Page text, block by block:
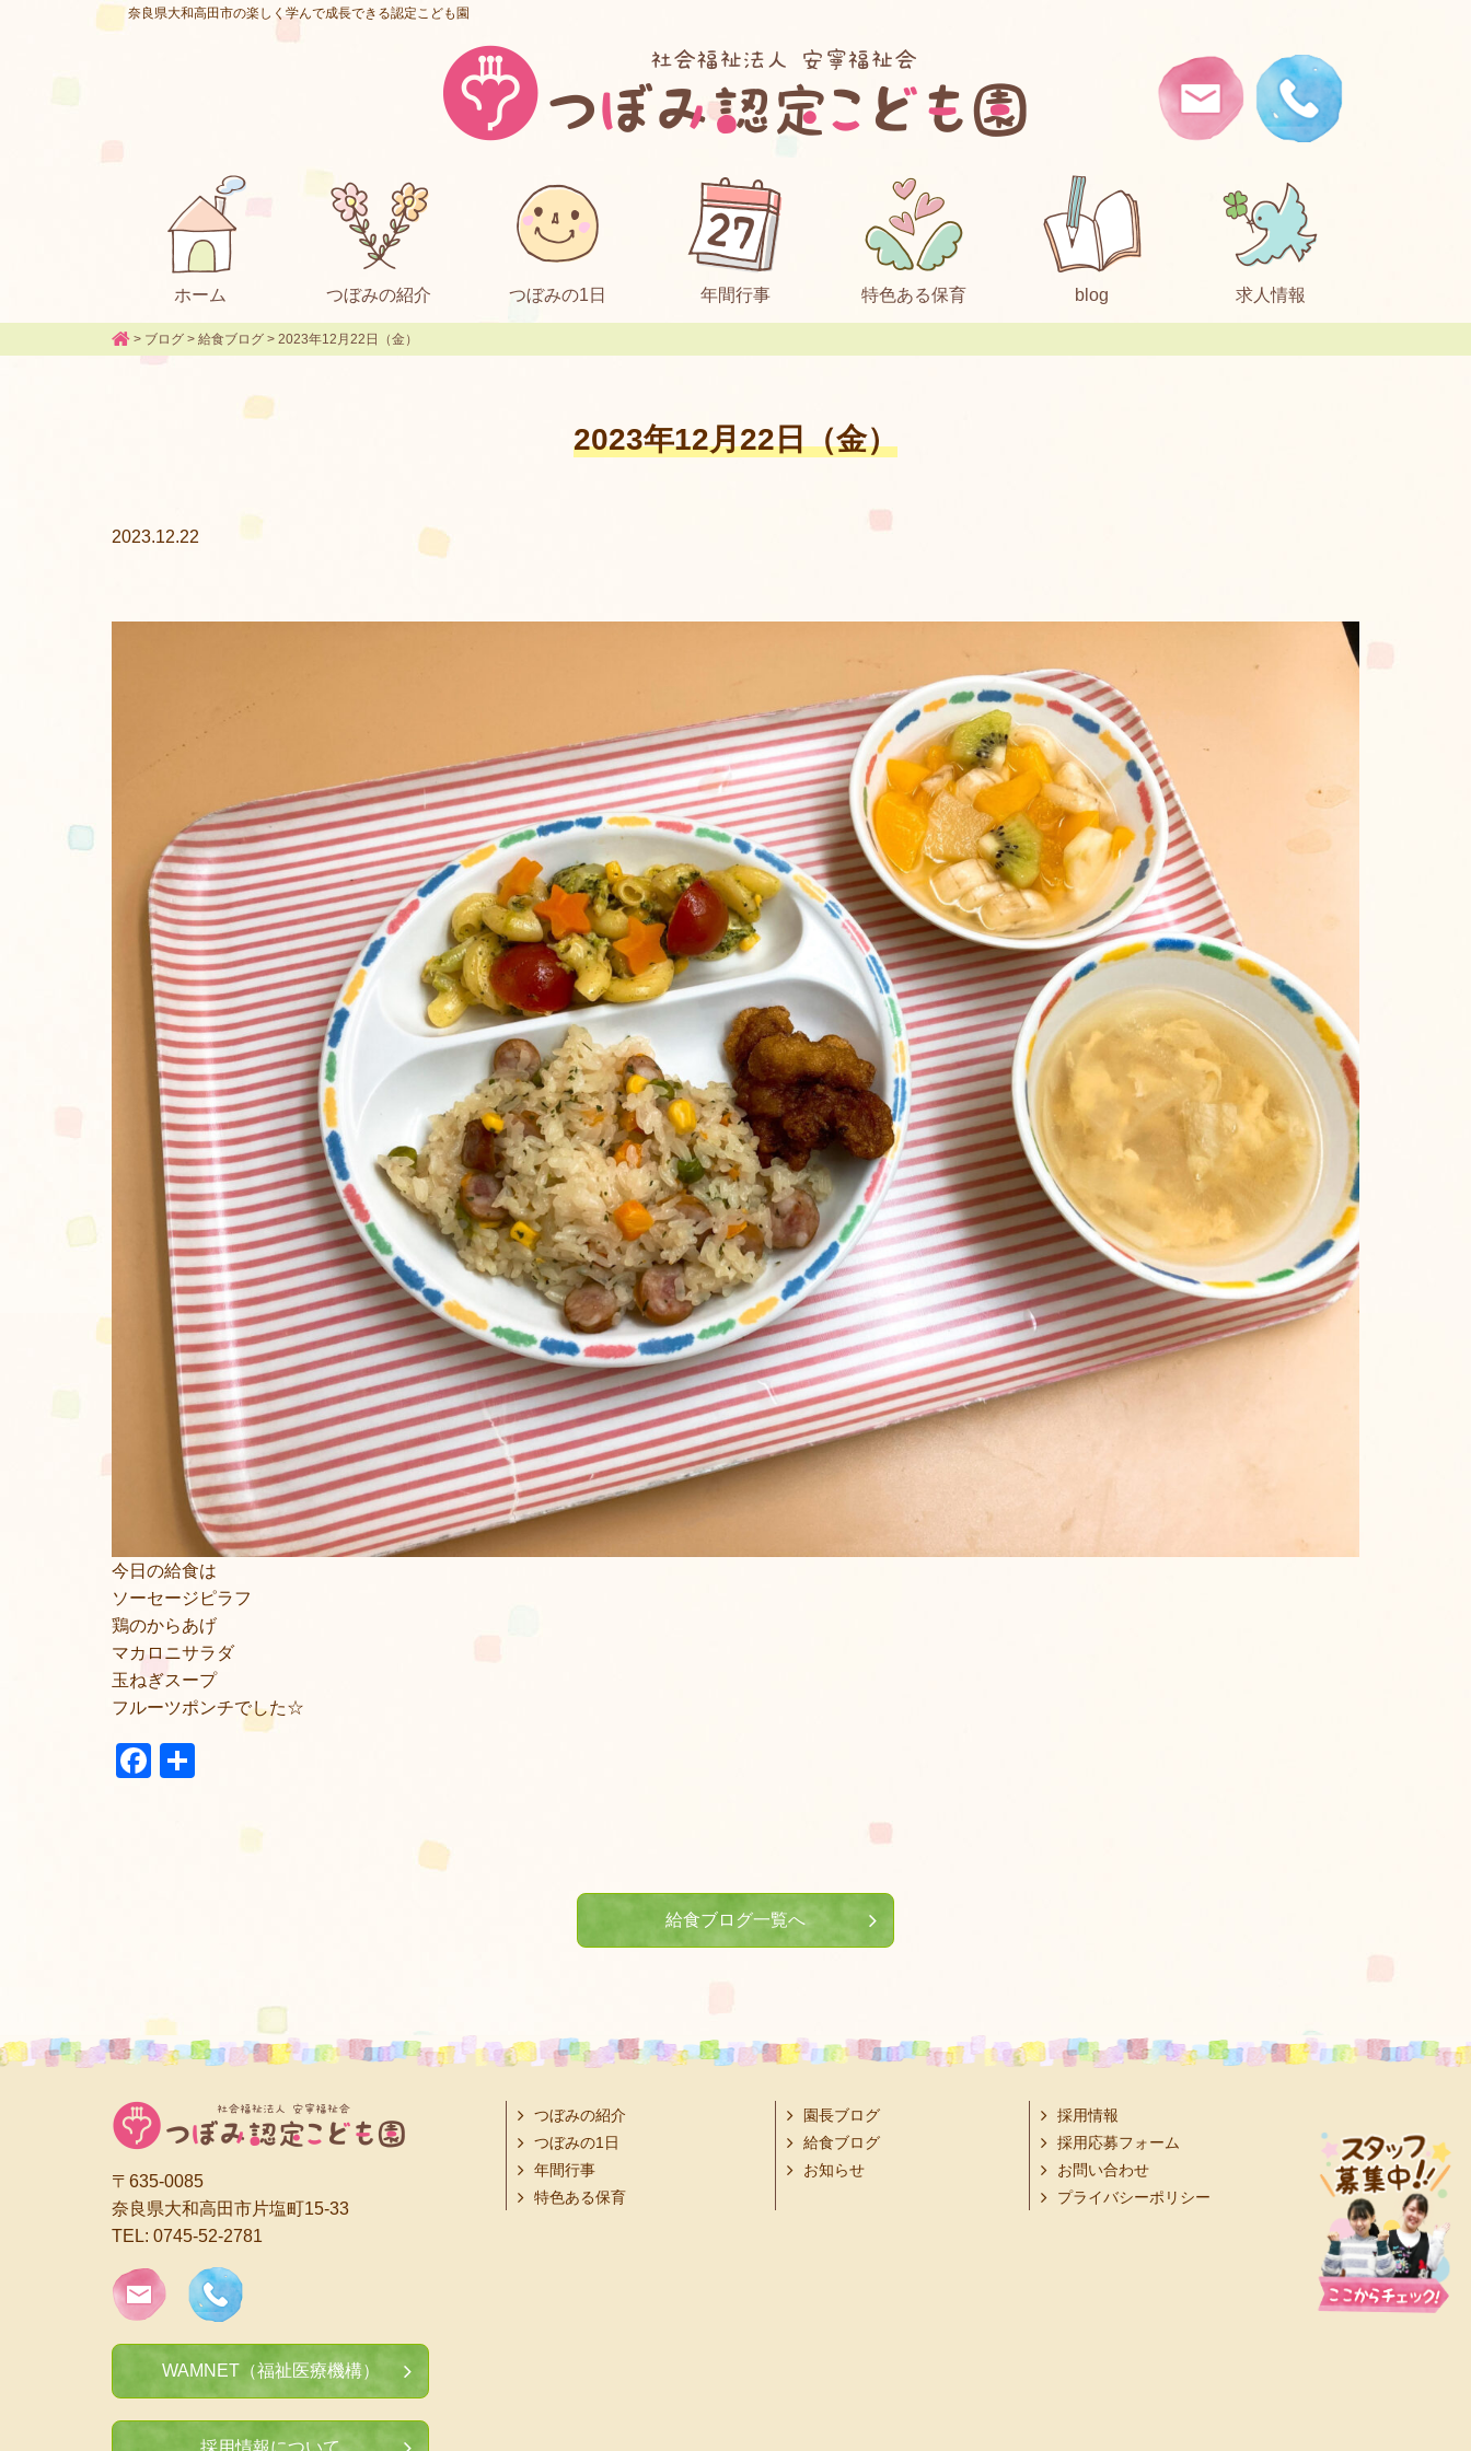
奈良県大和高田市の楽しく学んで成長できる認定こども園
ホーム つぼみの紹介 つぼみの1日 年間行事 特色ある保育 blog 求人情報
> ブログ > 給食ブログ > 2023年12月22日（金）
2023年12月22日（金）
2023.12.22
今日の給食は
ソーセージピラフ
鶏のからあげ
マカロニサラダ
玉ねぎスープ
フルーツポンチでした☆
Facebook
給食ブログ一覧へ
〒635-0085
奈良県大和高田市片塩町15-33
TEL: 0745-52-2781
WAMNET（福祉医療機構）
採用情報について
つぼみの紹介
つぼみの1日
年間行事
特色ある保育
園長ブログ
給食ブログ
お知らせ
採用情報
採用応募フォーム
お問い合わせ
プライバシーポリシー